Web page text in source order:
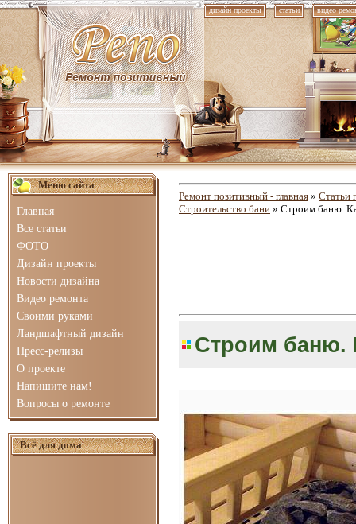
дизайн проекты статьи видео
Меню сайта
Главная
Все статьи
ФОТО
Дизайн проекты
Новости дизайна
Видео ремонта
Своими руками
Ландшафтный дизайн
Пресс-релизы
О проекте
Напишите нам!
Вопросы о ремонте
Всё для дома
Ремонт позитивный - главная » Статьи
Строительство бани » Строим баню.
Строим баню.